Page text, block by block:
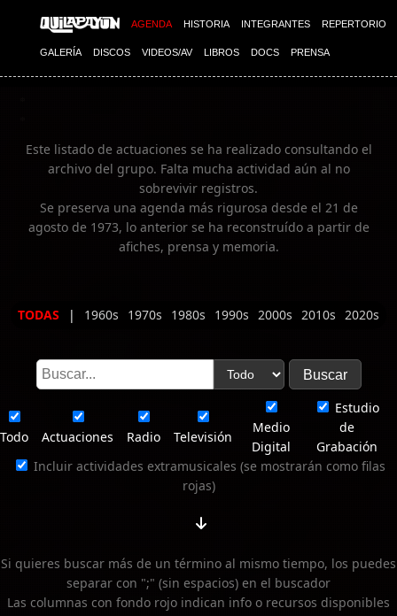
AGENDA HISTORIA INTEGRANTES REPERTORIO
GALERÍA DISCOS VIDEOS/AV LIBROS DOCS PRENSA
Imagen 02
Este listado de actuaciones se ha realizado consultando el
archivo del grupo. Falta mucha actividad aún al no
sobrevivir registros.
Se preserva una agenda más rigurosa desde el 21 de
agosto de 1973, lo anterior se ha reconstruído a partir de
afiches, prensa y memoria.
TODAS | 1960s 1970s 1980s 1990s 2000s 2010s 2020s
Todo Actuaciones Radio Televisión
Medio
Digital
Estudio
de
Grabación
Incluir actividades extramusicales (se mostrarán como filas
rojas)
Si quieres buscar más de un término al mismo tiempo, los puedes
separar con ";" (sin espacios) en el buscador
Las columnas con fondo rojo indican info o recursos disponibles